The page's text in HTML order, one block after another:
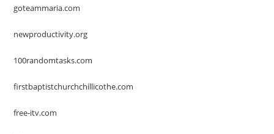
goteammaria.com
newproductivity.org
100randomtasks.com
firstbaptistchurchchillicothe.com
free-itv.com